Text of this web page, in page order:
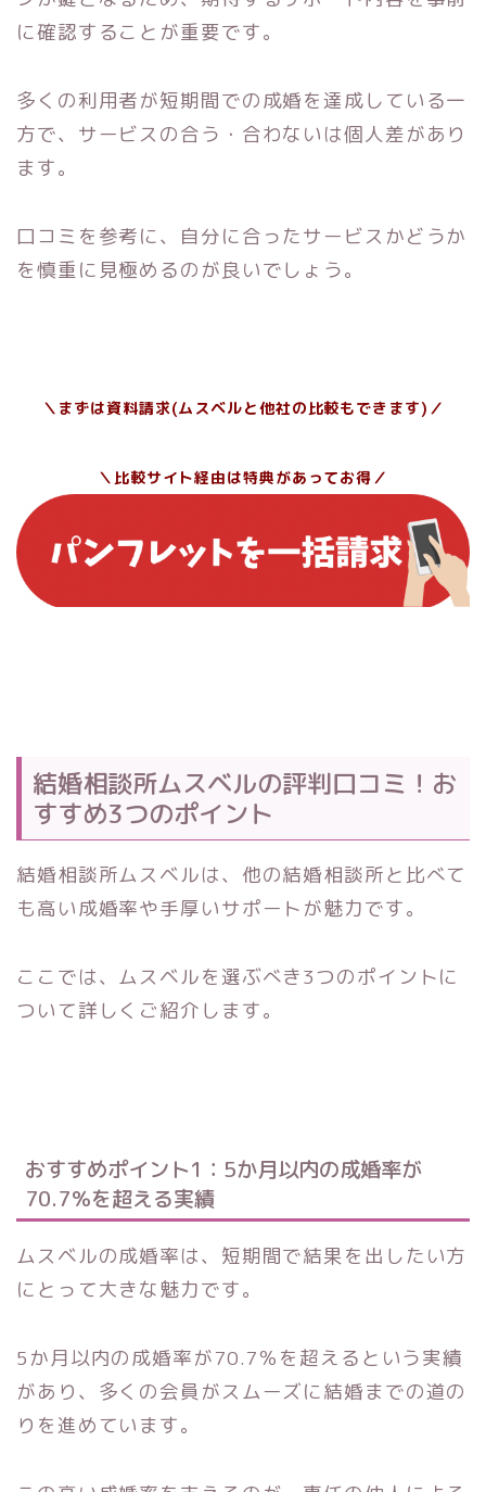
に確認することが重要です。
多くの利用者が短期間での成婚を達成している一
方で、サービスの合う・合わないは個人差があり
ます。
口コミを参考に、自分に合ったサービスかどうか
を慎重に見極めるのが良いでしょう。
＼まずは資料請求(ムスベルと他社の比較もできます)／
＼比較サイト経由は特典があってお得／
結婚相談所ムスベルの評判口コミ！お
すすめ3つのポイント
結婚相談所ムスベルは、他の結婚相談所と比べて
も高い成婚率や手厚いサポートが魅力です。
ここでは、ムスベルを選ぶべき3つのポイントに
ついて詳しくご紹介します。
おすすめポイント1：5か月以内の成婚率が
70.7％を超える実績
ムスベルの成婚率は、短期間で結果を出したい方
にとって大きな魅力です。
5か月以内の成婚率が70.7％を超えるという実績
があり、多くの会員がスムーズに結婚までの道の
りを進めています。